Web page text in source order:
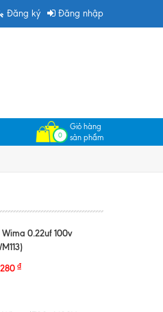
Đăng ký Đăng nhập
Giỏ hàng
sản phẩm
0
Wima 0.22uf 100v
₫